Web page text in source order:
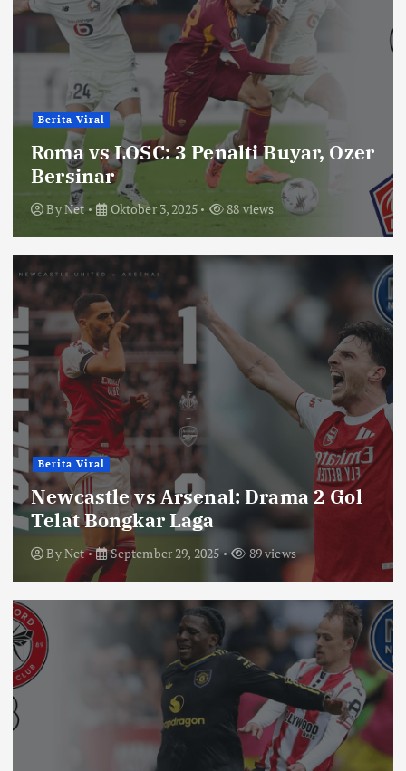
Berita Viral
Roma vs LOSC: 3 Penalti Buyar, Ozer
Bersinar
ByNet Oktober 3, 2025 88 views
Berita Viral
Newcastle vs Arsenal: Drama 2 Gol
Telat Bongkar Laga
ByNet September 29, 2025 89 views